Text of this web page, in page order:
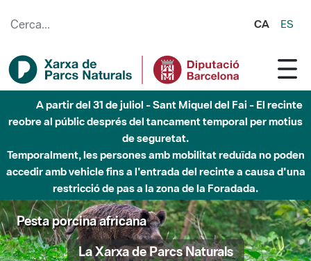
CA ES
A partir del 31 de juliol - Sant Miquel del Fai - El recinte
reobre al públic després del tancament temporal per motius
de seguretat.
Temporalment, les persones amb mobilitat reduïda no poden
accedir amb vehicle fins a l'entrada del recinte a causa d'una
restricció de pas a la zona de la Foradada.
Pesta porcina africana
La Xarxa de Parcs Naturals